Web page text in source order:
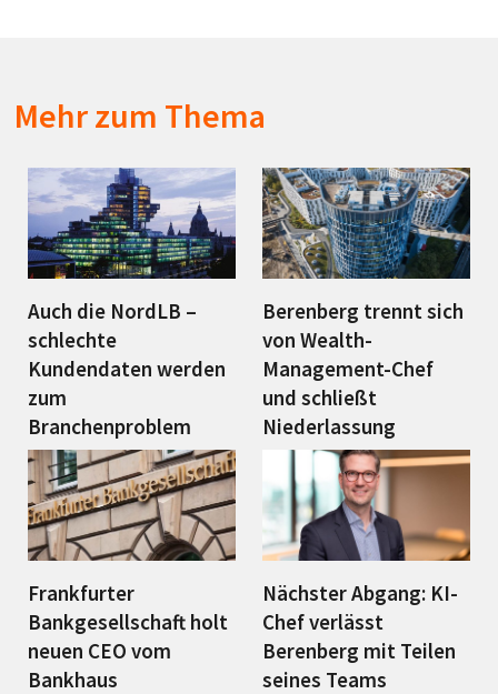
Mehr zum Thema
Auch die NordLB –
schlechte
Kundendaten werden
zum
Branchenproblem
Berenberg trennt sich
von Wealth-
Management-Chef
und schließt
Niederlassung
Frankfurter
Bankgesellschaft holt
neuen CEO vom
Bankhaus
Nächster Abgang: KI-
Chef verlässt
Berenberg mit Teilen
seines Teams